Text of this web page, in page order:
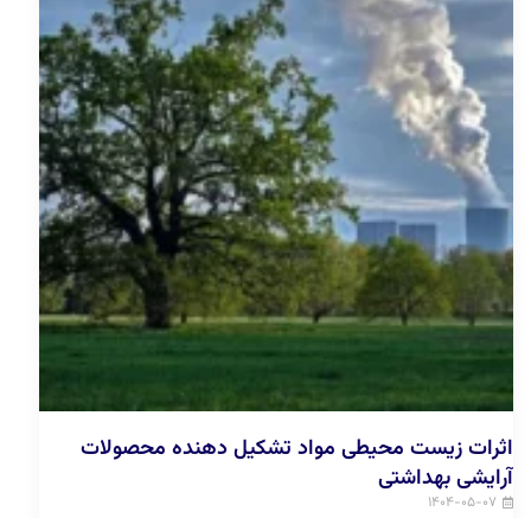
اثرات زیست محیطی مواد تشکیل دهنده محصولات
آرایشی بهداشتی
۱۴۰۴-۰۵-۰۷